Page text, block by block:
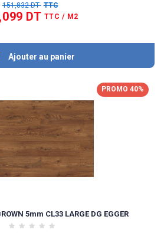
151,832 DT TTC
DT TTC / M2
Ajouter au panier
PROMO 40%
5mm CL33 LARGE DG EGGER